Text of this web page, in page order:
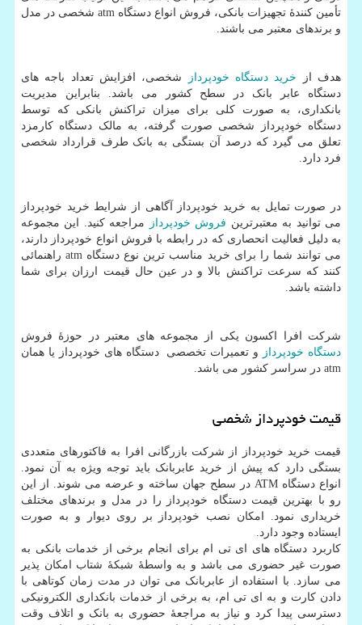
تأمین کنندۀ تجهیزات بانکی، فروش انواع دستگاه atm شخصی در مدل
و برندهای معتبر می باشند.
هدف از خرید دستگاه خودپرداز
شخصی، افزایش تعداد باجه های
دستگاه عابر بانک در سطح کشور می باشد. بنابراین مدیریت
بانکداری، به صورت کلی برای میزان تراکنش بانکی که توسط
دستگاه خودپرداز شخصی صورت گرفته، به مالک دستگاه کارمزد
تعلق می گیرد که درصد آن بستگی به بانک طرف قرارداد شخصی
فرد دارد.
در صورت تمایل به خرید خودپرداز آگاهی از شرایط خرید خودپرداز
می توانید به معتبرترین فروش خودپرداز
مراجعه کنید. این مجموعه
به دلیل فعالیت انحصاری که در رابطه با فروش انواع خودپرداز دارند،
می توانند شما را برای خرید مناسب ترین نوع دستگاه atmراهنمائی
کنند که سرعت تراکنش بالا و در عین حال قیمت ارزان برای شما
داشته باشد.
شرکت افرا اکسون یکی از مجموعه های معتبر در حوزۀ فروش
دستگاه خودپرداز
و تعمیرات تخصصی دستگاه های خودپرداز یا همان
atm در سراسر کشور می باشد.
قیمت خودپرداز شخصی
قیمت خرید خودپرداز از شرکت بازرگانی افرا به فاکتورهای متعددی
بستگی دارد که پیش از خرید عابربانک باید توجه ویژه به آن نمود.
انواع دستگاهATM در سطح جهان ساخته و عرضه می شوند. از این
رو با بهترین قیمت دستگاه خودپرداز را در مدل و برندهای مختلف
خریداری نمود. امکان نصب خودپرداز بر روی دیوار و به صورت
ایستاده وجود دارد.
کاربرد دستگاه های ای تی ام برای انجام برخی از خدمات بانکی به
صورت غیر حضوری می باشد و به واسطۀ شبکۀ شتاب امکان پذیر
می سازد. با استفاده از عابربانک می توان در مدت زمان کوتاهی با
دادن کارت و به ای تی ام، به برخی از خدمات بانکداری الکترونیکی
دسترسی پیدا کرد و نیاز به مراجعۀ حضوری به بانک و اتلاف وقت